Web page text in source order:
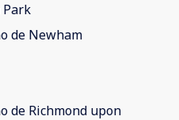
de Newham
de Richmond upon